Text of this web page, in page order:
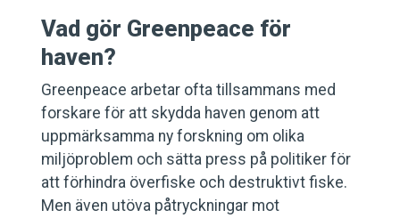
Vad gör Greenpeace för
haven?
Greenpeace arbetar ofta tillsammans med
forskare för att skydda haven genom att
uppmärksamma ny forskning om olika
miljöproblem och sätta press på politiker för
att förhindra överfiske och destruktivt fiske.
Men även utöva påtryckningar mot